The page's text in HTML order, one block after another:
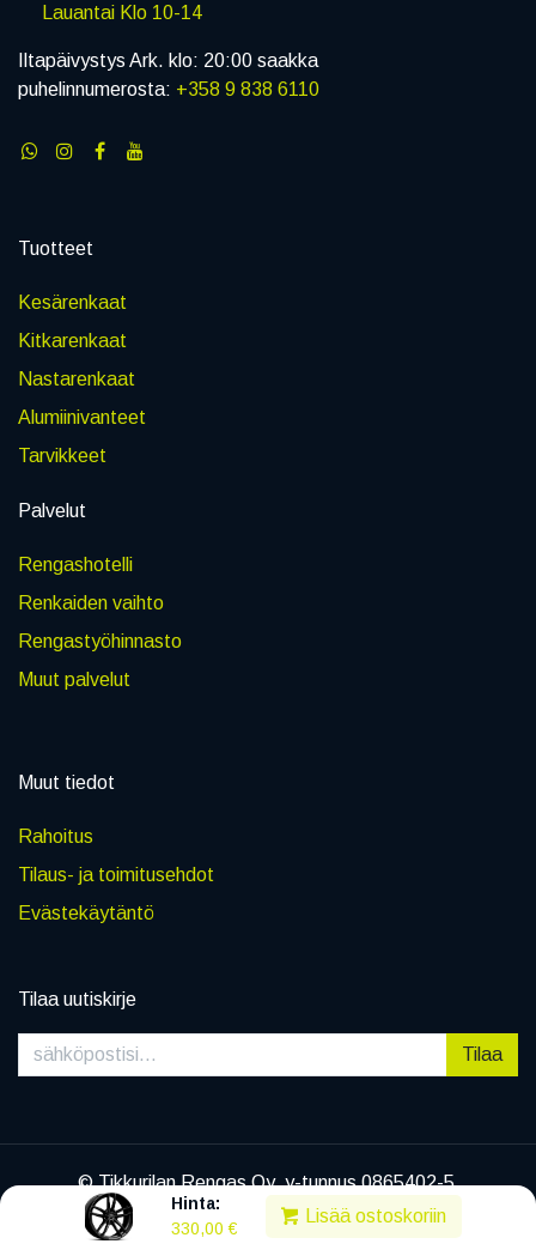
Hinta:
330,00 €
Lisää ostoskoriin
Lauantai Klo 10-14
Iltapäivystys Ark. klo: 20:00 saakka
puhelinnumerosta: +358 9 838 6110
Tuotteet
Kesärenkaat
Kitkarenkaat
Nastarenkaat
Alumiinivanteet
Tarvikkeet
Palvelut
Rengashotelli
Renkaiden vaihto
Rengastyöhinnasto
Muut palvelut
Muut tiedot
Rahoitus
Tilaus- ja toimitusehdot
Evästekäytäntö
Tilaa uutiskirje
Tilaa
© Tikkurilan Rengas Oy, y-tunnus 0865402-5
|Tietosuojaseloste